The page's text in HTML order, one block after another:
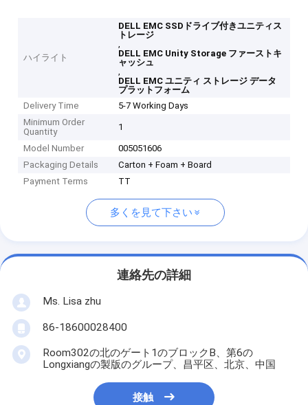
ハイライト
DELL EMC SSDドライブ付きユニティス
トレージ
,
DELL EMC Unity Storage ファーストキ
ャッシュ
,
DELL EMC ユニティ ストレージ データ
プラットフォーム
Delivery Time
5-7 Working Days
Minimum Order
Quantity
1
Model Number
005051606
Packaging Details
Carton + Foam + Board
Payment Terms
TT
多くを見て下さい
連絡先の詳細
Ms. Lisa zhu
86-18600028400
Room302の北のゲート1のブロックB、第6の
Longxiangの製版のグループ、昌平区、北京、中国
接触